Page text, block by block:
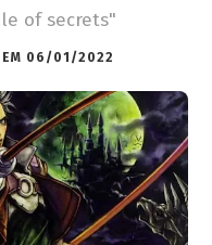
of secrets"
EM 06/01/2022